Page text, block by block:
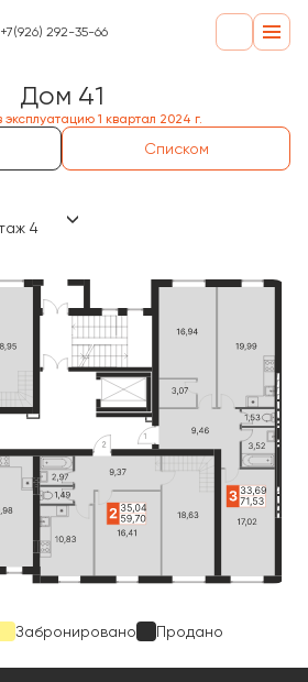
+7(926) 292-35-66
Дом 41
эксплуатацию 1 квартал 2024 г.
Списком
4
Забронировано Продано